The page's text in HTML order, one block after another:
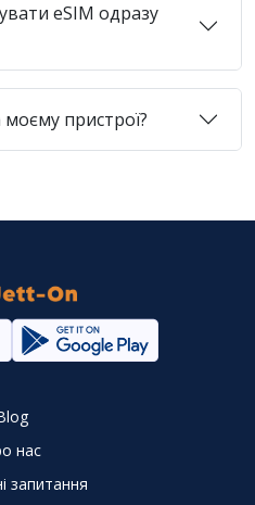
eSIM одразу
пристрої?
нас
запитання